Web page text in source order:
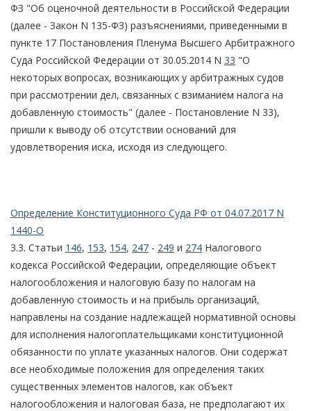
ФЗ "Об оценочной деятельности в Российской Федерации
(далее - Закон N 135-ФЗ) разъяснениями, приведенными в
пункте 17 Постановления Пленума Высшего Арбитражного
Суда Российской Федерации от 30.05.2014 N 33 "О
некоторых вопросах, возникающих у арбитражных судов
при рассмотрении дел, связанных с взиманием налога на
добавленную стоимость" (далее - Постановление N 33),
пришли к выводу об отсутствии оснований для
удовлетворения иска, исходя из следующего.
Определение Конституционного Суда РФ от 04.07.2017 N
1440-О
3.3. Статьи 146, 153, 154, 247 - 249 и 274 Налогового
кодекса Российской Федерации, определяющие объект
налогообложения и налоговую базу по налогам на
добавленную стоимость и на прибыль организаций,
направлены на создание надлежащей нормативной основы
для исполнения налогоплательщиками конституционной
обязанности по уплате указанных налогов. Они содержат
все необходимые положения для определения таких
существенных элементов налогов, как объект
налогообложения и налоговая база, не предполагают их